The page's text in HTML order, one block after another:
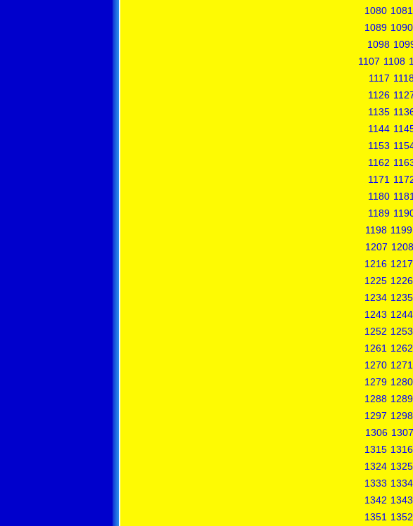
1080 1081
1089 1090
1098
1107 1108
1117
1126
1135
1144
1153
1162
1171
1180 1181
1189
1198 1199
1207 1208
1216 1217
1225 1226
1234 1235
1243 1244
1252 1253
1261 1262
1270 1271
1279 1280
1288 1289
1297 1298
1306 1307
1315 1316
1324 1325
1333 1334
1342 1343
1351 1352